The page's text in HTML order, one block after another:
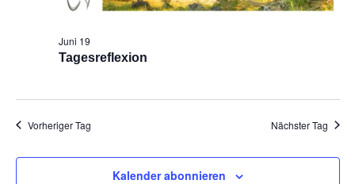
Tagesreflexion
Juni 19
Vorheriger Tag Nächster Tag
Kalender abonnieren